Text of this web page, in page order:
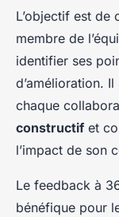
L’objectif est de
membre de
identifier ses
d’amélioration.
chaque
constructif et
l’impact de son
Le feedback à
bénéfique pour